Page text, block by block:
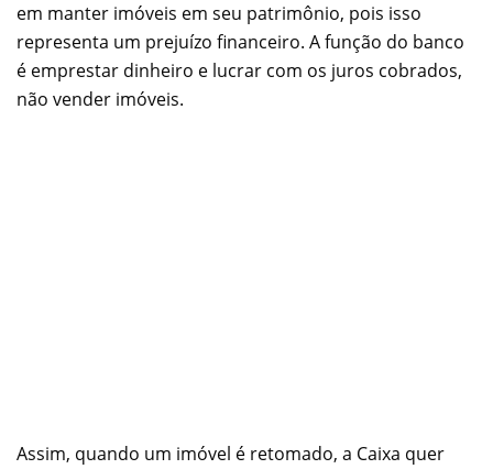
em manter imóveis em seu patrimônio, pois isso
representa um prejuízo financeiro. A função do banco
é emprestar dinheiro e lucrar com os juros cobrados,
não vender imóveis.
Assim, quando um imóvel é retomado, a Caixa quer